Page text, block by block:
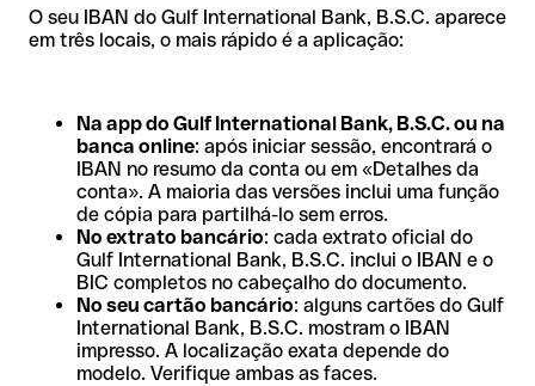
O seu IBAN do Gulf International Bank, B.S.C. aparece
em três locais, o mais rápido é a aplicação:
Na app do Gulf International Bank, B.S.C. ou na
banca online: após iniciar sessão, encontrará o
IBAN no resumo da conta ou em «Detalhes da
conta». A maioria das versões inclui uma função
de cópia para partilhá-lo sem erros.
No extrato bancário: cada extrato oficial do
Gulf International Bank, B.S.C. inclui o IBAN e o
BIC completos no cabeçalho do documento.
No seu cartão bancário: alguns cartões do Gulf
International Bank, B.S.C. mostram o IBAN
impresso. A localização exata depende do
modelo. Verifique ambas as faces.